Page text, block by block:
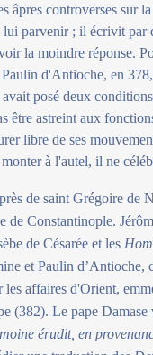
âpres controverses sur
lui parvenir ; il écrivit par
la moindre réponse.
d'Antioche, en
posé deux
être astreint aux
libre de ses
à l'autel, il ne
de saint Grégoire de
de Constantinople.
de Césarée et les
et Paulin d’Antioche,
affaires d'Orient,
(382). Le pape
moine érudit, en